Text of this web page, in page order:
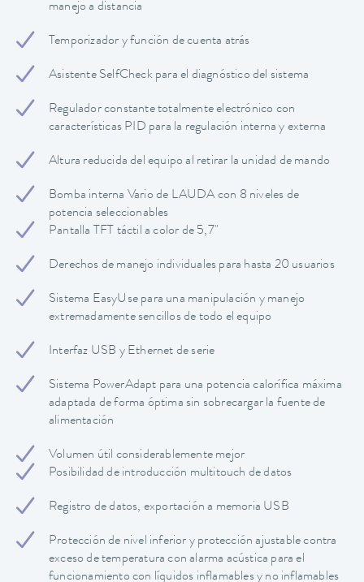
manejo a distancia
Temporizador y función de cuenta atrás
Asistente SelfCheck para el diagnóstico del sistema
Regulador constante totalmente electrónico con
características PID para la regulación interna y externa
Altura reducida del equipo al retirar la unidad de mando
Bomba interna Vario de LAUDA con 8 niveles de
potencia seleccionables
Pantalla TFT táctil a color de 5,7"
Derechos de manejo individuales para hasta 20 usuarios
Sistema EasyUse para una manipulación y manejo
extremadamente sencillos de todo el equipo
Interfaz USB y Ethernet de serie
Sistema PowerAdapt para una potencia calorífica máxima
adaptada de forma óptima sin sobrecargar la fuente de
alimentación
Volumen útil considerablemente mejor
Posibilidad de introducción multitouch de datos
Registro de datos, exportación a memoria USB
Protección de nivel inferior y protección ajustable contra
exceso de temperatura con alarma acústica para el
funcionamiento con líquidos inflamables y no inflamables